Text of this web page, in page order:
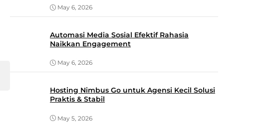
May 6, 2026
Automasi Media Sosial Efektif Rahasia
Naikkan Engagement
May 6, 2026
Hosting Nimbus Go untuk Agensi Kecil Solusi
Praktis & Stabil
May 5, 2026